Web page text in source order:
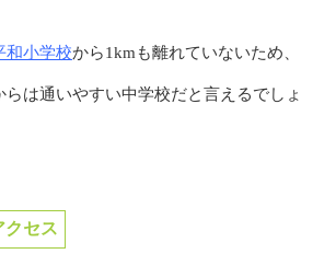
和小学校から1kmも離れていないため、
らは通いやすい中学校だと言えるでしょ
クセス